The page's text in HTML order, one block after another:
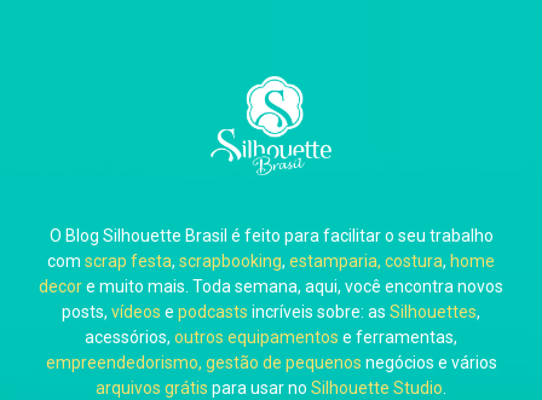
O Blog Silhouette Brasil é feito para facilitar o seu trabalho
com scrap festa, scrapbooking, estamparia, costura, home
decore muito mais. Toda semana, aqui, você encontra novos
posts, vídeos e podcasts incríveis sobre: as Silhouettes,
acessórios, outros equipamentos e ferramentas,
empreendedorismo, gestão de pequenos negócios e vários
arquivos grátis para usar no Silhouette Studio